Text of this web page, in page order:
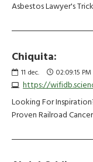
Asbestos Lawyer's
Chiquita:
11 dec. 02:09:15 PM
Looking For
Proven Railroad